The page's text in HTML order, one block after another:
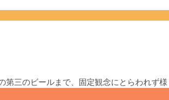
三のビールまで、固定観念にとらわれず